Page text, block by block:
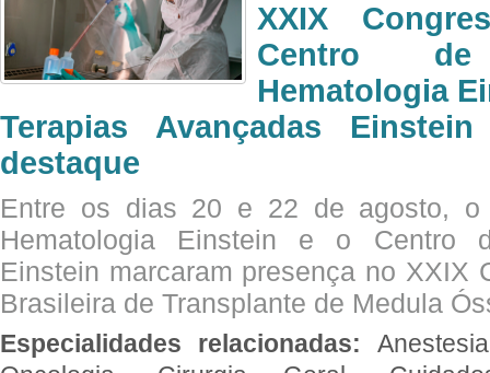
XXIX
Centro
Hematologia
Terapias Avançadas
destaque
Entre os dias 20 e 22 de agosto, o
Hematologia Einstein e o Centro
Einstein marcaram presença no XXIX
Brasileira de Transplante de Medula
Especialidades relacionadas: